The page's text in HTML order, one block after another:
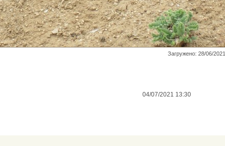
Загружено: 28/06/2021
04/07/2021 13:30